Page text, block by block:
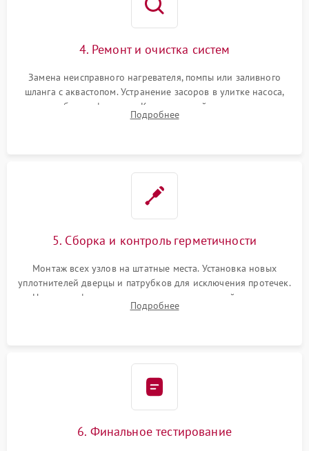
4. Ремонт и очистка систем
Замена неисправного нагревателя, помпы или заливного
шланга с аквастопом. Устранение засоров в улитке насоса,
патрубках и фильтрах. Компонентный ремонт платы
управления, восстановление поврежденной проводки.
Подробнее
5. Сборка и контроль герметичности
Монтаж всех узлов на штатные места. Установка новых
уплотнителей дверцы и патрубков для исключения протечек.
Надежная фиксация хомутов гидравлической системы,
сборка корпуса и установка датчика поплавка.
Подробнее
6. Финальное тестирование